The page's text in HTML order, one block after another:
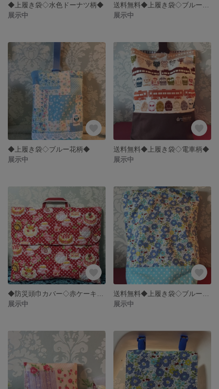
◆上履き袋◇水色ドーナツ柄◆
展示中
展示中
◆上履き袋◇ブルー花柄◆
展示中
送料無料◆上履き袋◇電車柄◆
展示中
展示中
展示中